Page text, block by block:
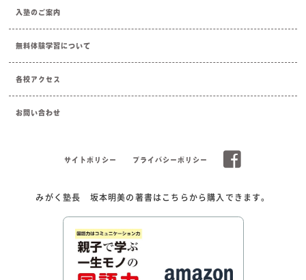
入塾のご案内
無料体験学習について
各校アクセス
お問い合わせ
サイトポリシー プライバシーポリシー
みがく塾長 坂本明美の著書はこちらから購入できます。